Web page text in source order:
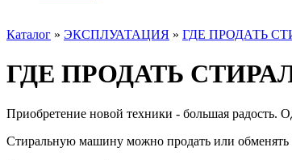
Каталог » ЭКСПЛУАТАЦИЯ » ГДЕ ПРОДАТЬ
ГДЕ ПРОДАТЬ
Приобретение новой техники - большая радость.
Стиральную машину можно продать или обменять